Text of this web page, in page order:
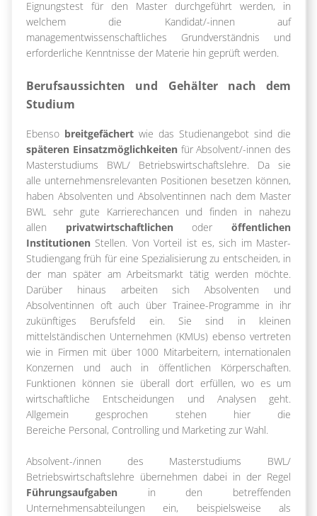
Eignungstest für den Master durchgeführt werden, in
welchem die Kandidat/-innen auf
managementwissenschaftliches Grundverständnis und
erforderliche Kenntnisse der Materie hin geprüft werden.
Berufsaussichten und Gehälter nach dem
Studium
Ebenso breitgefächert wie das Studienangebot sind die
späteren Einsatzmöglichkeitenfür Absolvent/-innen des
Masterstudiums BWL/ Betriebswirtschaftslehre. Da sie
alle unternehmensrelevanten Positionen besetzen können,
haben Absolventen und Absolventinnen nach dem Master
BWL sehr gute Karrierechancen und finden in nahezu
allen privatwirtschaftlichen oderöffentlichen
Institutionen Stellen. Von Vorteil ist es, sich im Master-
Studiengang früh für eine Spezialisierung zu entscheiden, in
der man später am Arbeitsmarkt tätig werden möchte.
Darüber hinaus arbeiten sich Absolventen und
Absolventinnen oft auch über Trainee-Programme in ihr
zukünftiges Berufsfeld ein. Sie sind in kleinen
mittelständischen Unternehmen (KMUs) ebenso vertreten
wie in Firmen mit über 1000 Mitarbeitern, internationalen
Konzernen und auch in öffentlichen Körperschaften.
Funktionen können sie überall dort erfüllen, wo es um
wirtschaftliche Entscheidungen und Analysen geht.
Allgemein gesprochen stehen hier die
Bereiche Personal, Controlling und Marketing zur Wahl.
Absolvent-/innen des Masterstudiums BWL/
Betriebswirtschaftslehre übernehmen dabei in der Regel
Führungsaufgaben in den betreffenden
Unternehmensabteilungen ein, beispielsweise als